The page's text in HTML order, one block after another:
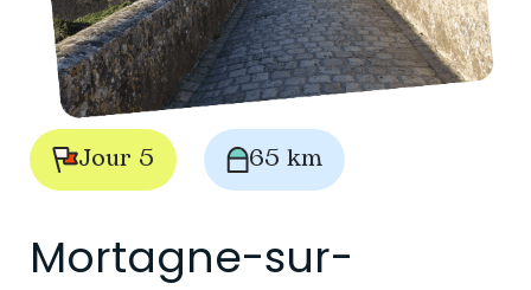
Jour 5 65 km
Mortagne-sur-